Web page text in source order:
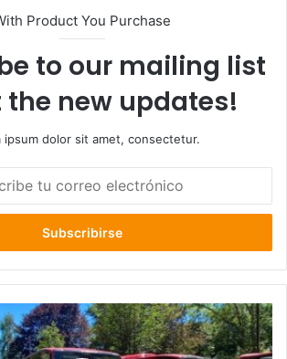
Product You Purchase
to our mailing list
the new updates!
ipsum dolor sit amet, consectetur.